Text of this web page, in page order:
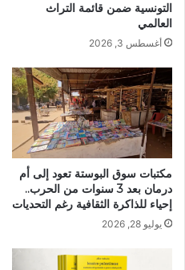
التونسية ضمن قائمة التراث
العالمي
أغسطس 3, 2026
مكتبات سوق البوستة تعود إلى أم
درمان بعد 3 سنوات من الحرب..
إحياء للذاكرة الثقافية رغم التحديات
يوليو 28, 2026